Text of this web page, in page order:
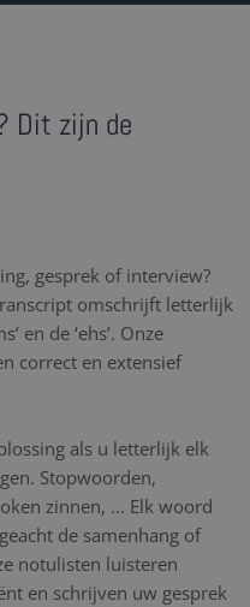
Dit zijn de
gesprek of interview?
omschrijft letterlijk
en de ‘ehs’. Onze
correct en extensief
als u letterlijk elk
Stopwoorden,
zinnen, … Elk woord
de samenhang of
notulisten luisteren
en schrijven uw gesprek